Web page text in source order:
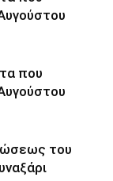
που
του